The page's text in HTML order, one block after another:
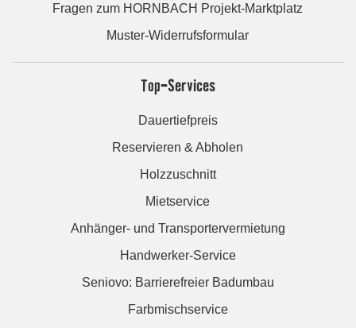
Fragen zum HORNBACH Projekt-Marktplatz
Muster-Widerrufsformular
Top-Services
Dauertiefpreis
Reservieren & Abholen
Holzzuschnitt
Mietservice
Anhänger- und Transportervermietung
Handwerker-Service
Seniovo: Barrierefreier Badumbau
Farbmischservice